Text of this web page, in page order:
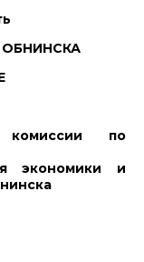
по
экономики и